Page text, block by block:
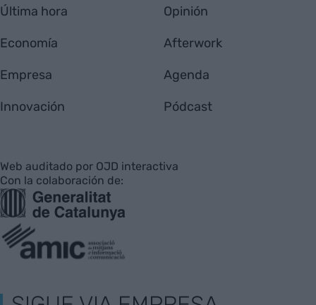
Última hora
Economía
Empresa
Innovación
Opinión
Afterwork
Agenda
Pódcast
Web auditado por OJD interactiva
Con la colaboración de: